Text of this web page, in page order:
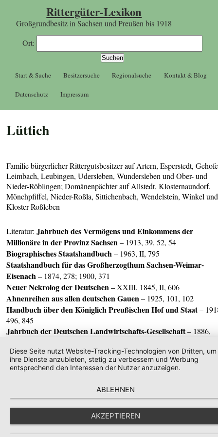
Rittergüter-Lexikon
Großgrundbesitz in Sachsen und Preußen bis 1918
Ort:
Start & Suche Besitzersuche Regionalsuche Kontakt & Blog
Datenschutz Impressum
Lüttich
Familie bürgerlicher Rittergutsbesitzer auf Artern, Esperstedt,
Leimbach, Leubingen, Udersleben, Wundersleben und Ober- und
Nieder-Röblingen; Domänenpächter auf Allstedt, Klosternaundorf,
Mönchpfiffel, Nieder-Roßla, Sittichenbach, Wendelstein, Winkel und
Kloster Roßleben
Literatur:Jahrbuch des Vermögens und Einkommens der
Millionäre in der ProvinzSachsen– 1913, 39, 52, 54
Biographisches Staatshandbuch– 1963, II, 795
Staatshandbuch für das Großherzogthum Sachsen-Weimar-
Eisenach– 1874, 278; 1900, 371
Neuer Nekrolog der Deutschen– XXIII, 1845, II, 606
Ahnenreihen aus allen deutschen Gauen– 1925, 101, 102
Handbuch über denKöniglich Preußischen Hof und Staat–
496, 845
Jahrbuch der Deutschen Landwirtschafts-Gesellschaft– 1886,
Genealogisches Handbuch Bürgerlicher Familien – XXXIX
(1923), 293
Diese Seite nutzt Website-Tracking-Technologien von Dritten, um
ihre Dienste anzubieten, stetig zu verbessern und Werbung
entsprechend den Interessen der Nutzer anzuzeigen.
ABLEHNEN
AKZEPTIEREN